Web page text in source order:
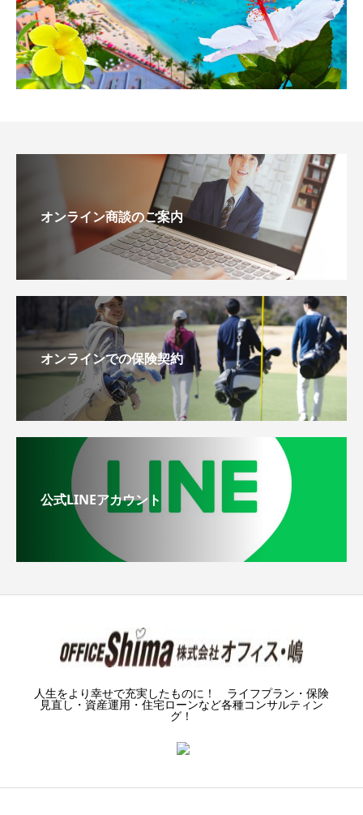
オンライン商談のご案内
オンラインでの保険契約
公式LINEアカウント
人生をより幸せで充実したものに！ ライフプラン・保険
見直し・資産運用・住宅ローンなど各種コンサルティン
グ！